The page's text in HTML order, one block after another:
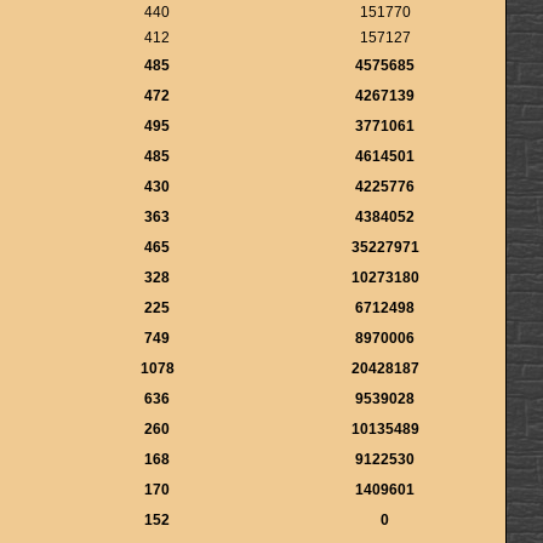
440
151770
412
157127
485
4575685
472
4267139
495
3771061
485
4614501
430
4225776
363
4384052
465
35227971
328
10273180
225
6712498
749
8970006
1078
20428187
636
9539028
260
10135489
168
9122530
170
1409601
152
0